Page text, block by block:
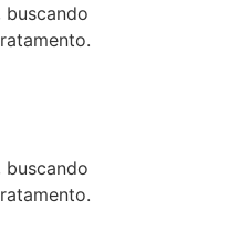
buscando
buscando